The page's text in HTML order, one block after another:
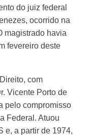
do juiz federal
ocorrido na
magistrado havia
fevereiro deste
com
Vicente Porto de
pelo compromisso
Federal. Atuou
e, a partir de 1974,